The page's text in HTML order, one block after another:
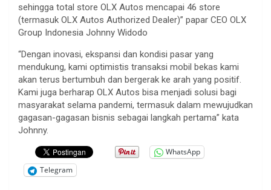
sehingga total store OLX Autos mencapai 46 store
(termasuk OLX Autos Authorized Dealer)” papar CEO OLX
Group Indonesia Johnny Widodo
“Dengan inovasi, ekspansi dan kondisi pasar yang
mendukung, kami optimistis transaksi mobil bekas kami
akan terus bertumbuh dan bergerak ke arah yang positif.
Kami juga berharap OLX Autos bisa menjadi solusi bagi
masyarakat selama pandemi, termasuk dalam mewujudkan
gagasan-gagasan bisnis sebagai langkah pertama” kata
Johnny.
WhatsApp
Telegram